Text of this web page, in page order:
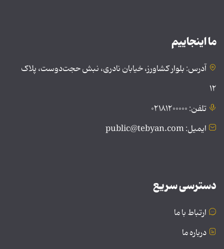
ما اینجاییم
آدرس: بلوار کشاورز، خیابان نادری، نبش حجت‌دوست، پلاک
۱۲
تلفن: ۰۲۱۸۱۲۰۰۰۰۰
ایمیل: public@tebyan.com
دسترسی سریع
ارتباط با ما
درباره ما